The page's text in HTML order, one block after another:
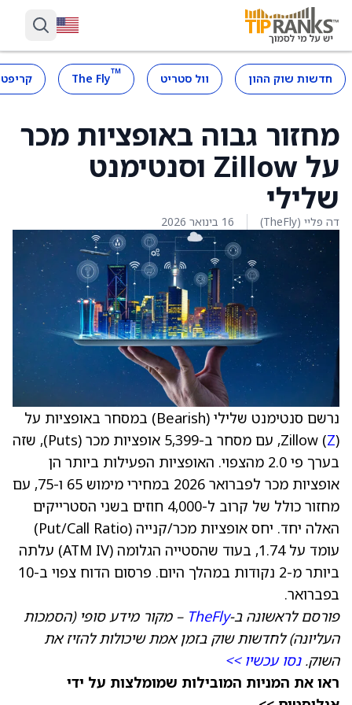
חדשות שוק ההון וול סטריט ™
The Fly
מחזור גבוה באופציות מכר
על Zillow וסנטימנט
שלילי
דה פליי (TheFly) 16 בינואר 2026
נרשם סנטימנט שלילי (Bearish) במסחר באופציות על
Zillow (Z
), עם מסחר ב-5,399 אופציות מכר (Puts), שזה
בערך פי 2.0 מהצפוי. האופציות הפעילות ביותר הן
אופציות מכר לפברואר 2026 במחירי מימוש 65 ו-75, עם
מחזור כולל של קרוב ל-4,000 חוזים בשני הסטרייקים
האלה יחד. יחס אופציות מכר/קנייה (Put/Call Ratio)
עומד על 1.74, בעוד שהסטייה הגלומה (ATM IV) עלתה
ביותר מ-2 נקודות במהלך היום. פרסום הדוח צפוי ב-10
בפברואר.
פורסם לראשונה ב-TheFly – מקור מידע סופי (הסמכות
העליונה) לחדשות שוק בזמן אמת שיכולות להזיז את
השוק.נסו עכשיו >>
ראו את המניות המובילות שמומלצות על ידי